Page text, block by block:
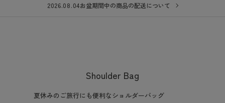
2026.08.04お盆期間中の商品の配送について
Shoulder Bag
夏休みのご旅行にも便利なショルダーバッグ